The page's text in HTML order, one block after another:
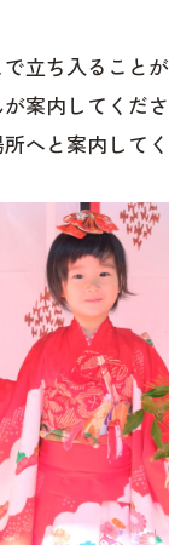
立ち入ること
案内してくださ
へと案内してく